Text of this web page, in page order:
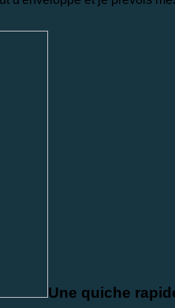
Une quiche